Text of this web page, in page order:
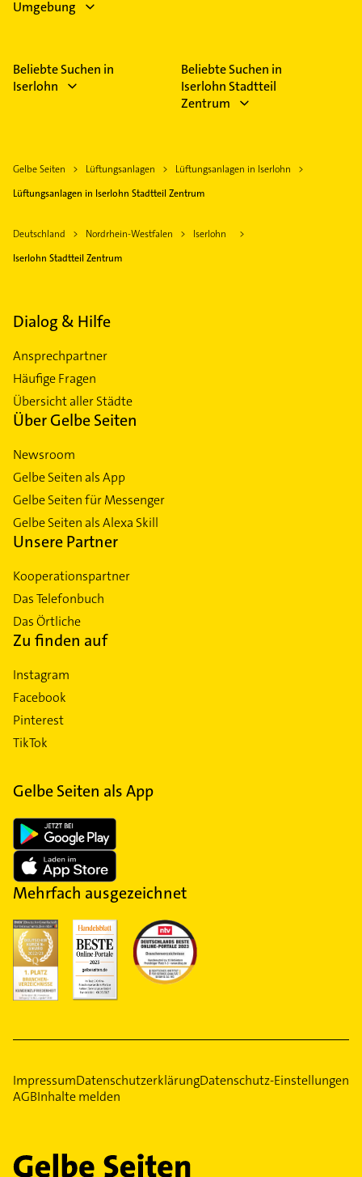
Umgebung
Beliebte Suchen in
Iserlohn
Beliebte Suchen in
Iserlohn Stadtteil
Zentrum
Gelbe Seiten Lüftungsanlagen
Lüftungsanlagen in Iserlohn
Lüftungsanlagen in Iserlohn Stadtteil Zentrum
Deutschland Nordrhein-Westfalen
Iserlohn
Iserlohn Stadtteil Zentrum
Dialog & Hilfe
Ansprechpartner
Häufige Fragen
Übersicht aller Städte
Über Gelbe Seiten
Newsroom
Gelbe Seiten als App
Gelbe Seiten für Messenger
Gelbe Seiten als Alexa Skill
Unsere Partner
Kooperationspartner
Das Telefonbuch
Das Örtliche
Zu finden auf
Instagram
Facebook
Pinterest
TikTok
Gelbe Seiten als App
Mehrfach ausgezeichnet
ImpressumDatenschutzerklärungDatenschutz-Einstellungen
AGBInhalte melden